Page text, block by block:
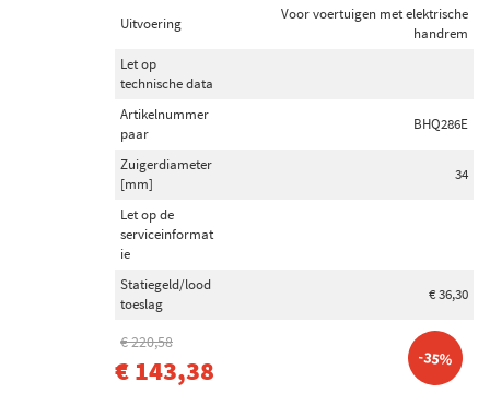
Uitvoering
Voor voertuigen met elektrische
handrem
Let op
technische data
Artikelnummer
paar
BHQ286E
Zuigerdiameter
[mm]
34
Let op de
serviceinformat
ie
Statiegeld/lood
toeslag
€ 36,30
€ 220,58
€ 143,38 -35%